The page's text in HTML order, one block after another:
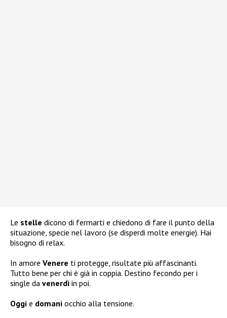
Le stelle dicono di fermarti e chiedono di fare il punto della
situazione, specie nel lavoro (se disperdi molte energie). Hai
bisogno di relax.
In amore Venere ti protegge, risultate più affascinanti.
Tutto bene per chi è già in coppia. Destino fecondo per i
single da venerdì in poi.
Oggi e domani occhio alla tensione.